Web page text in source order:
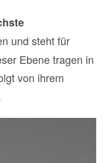
und steht für
Ebene tragen in
von ihrem